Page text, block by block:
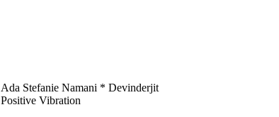
Ada Stefanie Namani * Devinderjit
Positive Vibration